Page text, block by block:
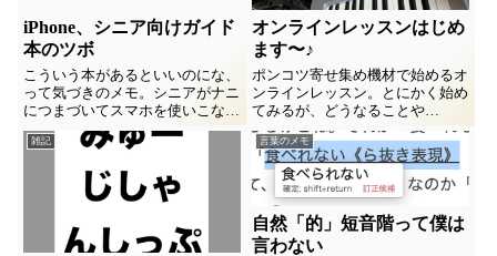
iPhone、シニア向けガイド
本のツボ
こういう本があるといいのにな、
って気づきのメモ。シニアがナニ
につまづいてスマホを使いこなす
に至れないものなのか。世の中の
ガイド本はその点をうまく突いて
したってツブヤキ。
オンラインレッスンはじめ
ます〜♪
ポンコツ寄せ集め機材で始めるオ
ンラインレッスン。とにかく始め
てみるが、どうなることや
ら…、、最新の機材にも興味津々
でポチる気満々です(^_^;
雑記 言葉のメモ
自然「的」短音階って僕は
言わない